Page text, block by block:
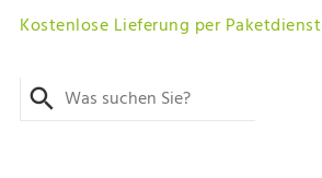
Kostenlose Lieferung per Paketdienst